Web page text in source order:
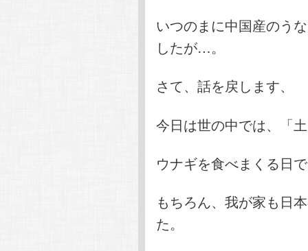
いつのまに中国産のう
したが…。
さて、話を戻します、
今日は世の中では、「
ウナギを食べまくる日
もちろん、我が家も日
た。